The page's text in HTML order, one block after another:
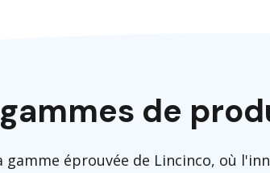
de
gamme éprouvée de Lincinco, où